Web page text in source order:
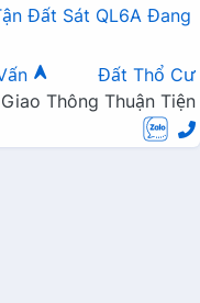
Đất Sát QL6A Đang
Đất Thổ Cư
Thông Thuận Tiện